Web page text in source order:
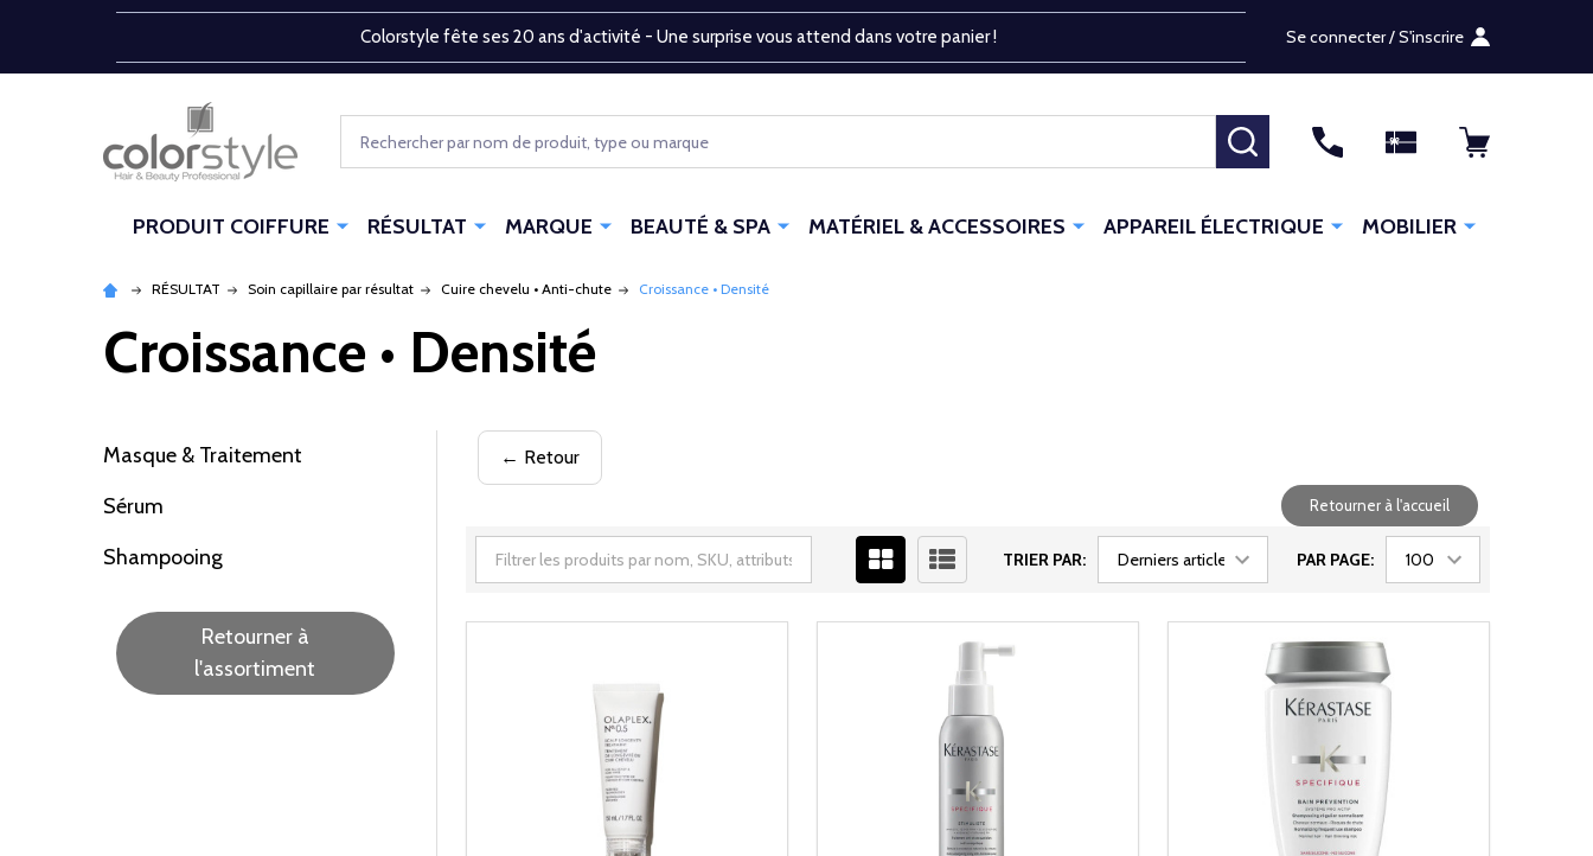
Colorstyle fête ses 20 ans d'activité - Une surprise vous attend dans votre panier ! Se connecter / S'inscrire
RECHERCHER
PRODUIT COIFFURE RÉSULTAT MARQUE BEAUTÉ & SPA MATÉRIEL & ACCESSOIRES APPAREIL ÉLECTRIQUE MOBILIER
RÉSULTAT Soin capillaire par résultat Cuire chevelu • Anti-chute Croissance • Densité
Croissance • Densité
Filtrer
Masque & Traitement
Sérum
Shampooing
Retourner à
l'assortiment
← Retour
Retourner à l'accueil
TRIER PAR: PAR PAGE: